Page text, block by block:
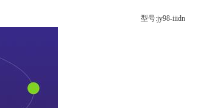
型号:jy98-iiidn